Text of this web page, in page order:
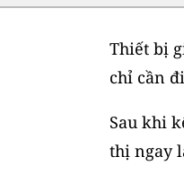
Thiết bị
chỉ cần
Sau khi
thị ngay